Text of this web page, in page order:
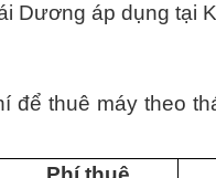
Dương áp dụng tại
thuê máy theo